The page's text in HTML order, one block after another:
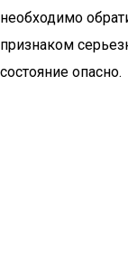
необходимо
признаком
состояние опасно.